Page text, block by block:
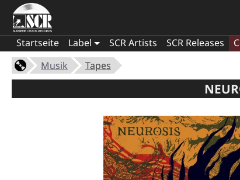
Startseite Label SCR Artists SCR Releases
Musik
Tapes